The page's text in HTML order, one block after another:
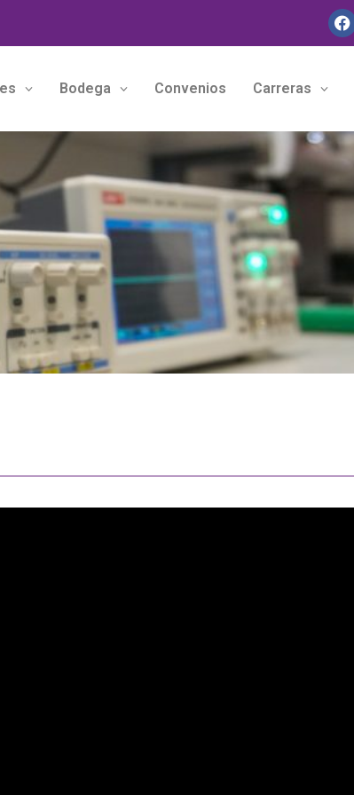
Bodega Convenios Carreras